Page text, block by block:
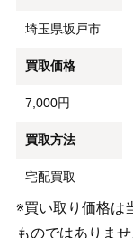
埼玉県坂戸市
買取価格
7,000円
買取方法
宅配買取
※買い取り価格は
ものではありま